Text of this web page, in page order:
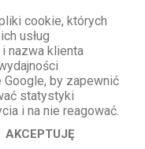
9.09.2013, 08:51
najbardziej
cookie, których
usług
nazwa klienta
by zapewnić
statystyki
i na nie reagować.
AKCEPTUJĘ